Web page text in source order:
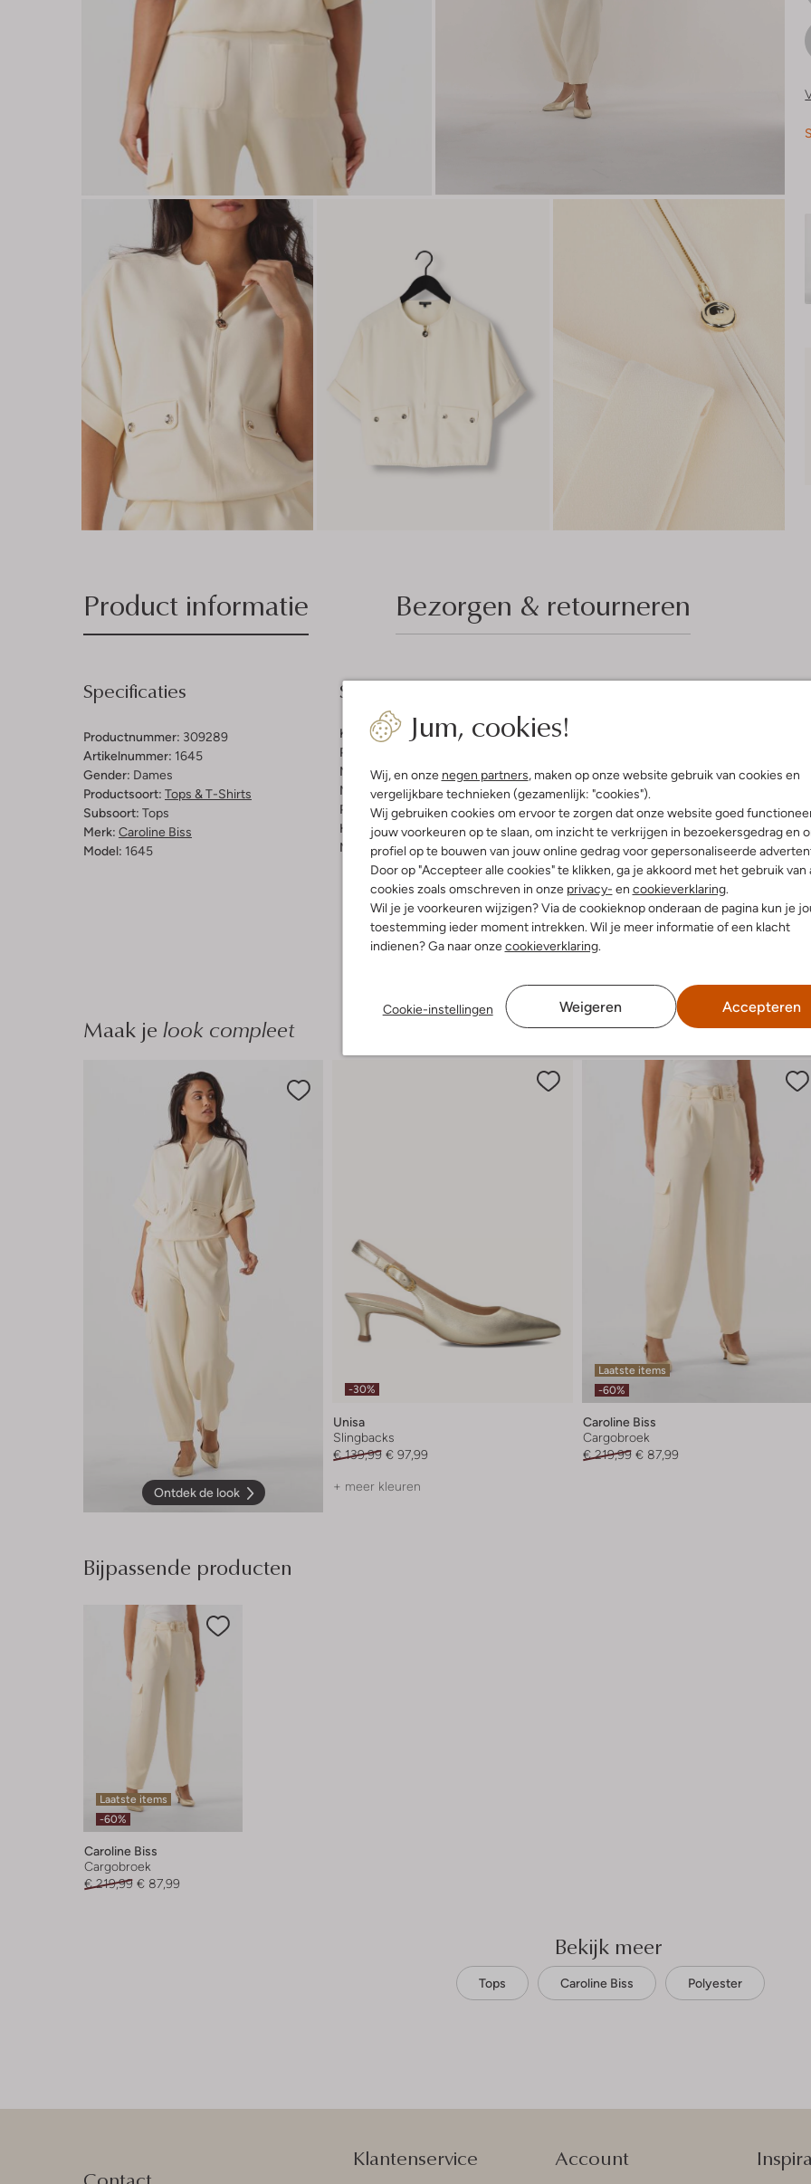
Jum, cookies!
Wij, en onze negen partners, maken op onze website gebruik van cookies en
vergelijkbare technieken (gezamenlijk: "cookies").
Wij gebruiken cookies om ervoor te zorgen dat onze website goed
jouw voorkeuren op te slaan, om inzicht te verkrijgen in bezoekersgedrag en
profiel op te bouwen van jouw online gedrag voor gepersonaliseerde
Door op "Accepteer alle cookies" te klikken, ga je akkoord met het gebruik van
cookies zoals omschreven in onze privacy- en cookieverklaring.
Wil je je voorkeuren wijzigen? Via de cookieknop onderaan de pagina kun je
toestemming ieder moment intrekken. Wil je meer informatie of een klacht
indienen? Ga naar onzecookieverklaring.
Cookie-instellingen Weigeren Accepteren
Product informatie Bezorgen & retourneren
Specificaties
Productnummer: 309289
Artikelnummer: 1645
Gender: Dames
Productsoort: Tops & T-Shirts
Subsoort: Tops
Merk: Caroline Biss
Model: 1645
Samenstelling & Pasvorm
Kleur: Beige
Patroon:
Materiaal:
Polyester
Materiaalpercentages:100% Polyester
Pasvorm: Losvallend
Halslijn: Opstaande Kraag
Mouwlengte: Korte Mouw
Wasvoorschriften
Speciale chemische
Niet bleken
Maak je look compleet
Ontdek de look
-30%
Unisa
Slingbacks
€ 139,99 € 97,99
+ meer kleuren
Laatste items
-60%
Caroline Biss
Cargobroek
€ 219,99 € 87,99
Bijpassende producten
Laatste items
-60%
Caroline Biss
Cargobroek
€ 219,99 € 87,99
Bekijk meer
Tops Caroline Biss Polyester
Klantenservice Account